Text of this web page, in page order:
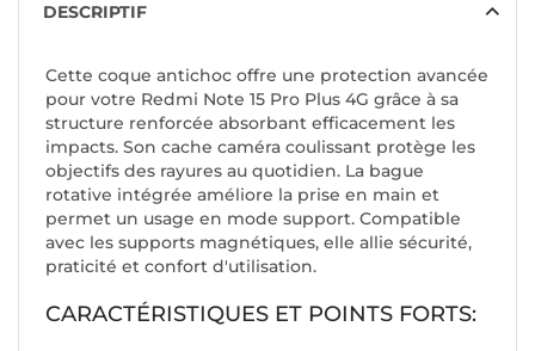
DESCRIPTIF
Cette coque antichoc offre une protection avancée
pour votre Redmi Note 15 Pro Plus 4G grâce à sa
structure renforcée absorbant efficacement les
impacts. Son cache caméra coulissant protège les
objectifs des rayures au quotidien. La bague
rotative intégrée améliore la prise en main et
permet un usage en mode support. Compatible
avec les supports magnétiques, elle allie sécurité,
praticité et confort d'utilisation.
CARACTÉRISTIQUES ET POINTS FORTS: